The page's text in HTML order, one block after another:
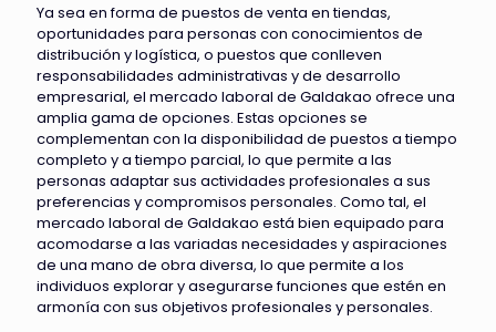
Ya sea en forma de puestos de venta en tiendas,
oportunidades para personas con conocimientos de
distribución y logística, o puestos que conlleven
responsabilidades administrativas y de desarrollo
empresarial, el mercado laboral de Galdakao ofrece una
amplia gama de opciones. Estas opciones se
complementan con la disponibilidad de puestos a tiempo
completo y a tiempo parcial, lo que permite a las
personas adaptar sus actividades profesionales a sus
preferencias y compromisos personales. Como tal, el
mercado laboral de Galdakao está bien equipado para
acomodarse a las variadas necesidades y aspiraciones
de una mano de obra diversa, lo que permite a los
individuos explorar y asegurarse funciones que estén en
armonía con sus objetivos profesionales y personales.